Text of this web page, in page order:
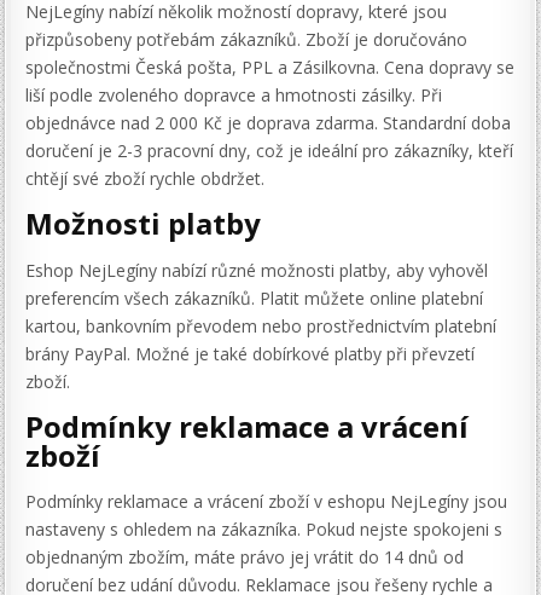
NejLegíny nabízí několik možností dopravy, které jsou
přizpůsobeny potřebám zákazníků. Zboží je doručováno
společnostmi Česká pošta, PPL a Zásilkovna. Cena dopravy se
liší podle zvoleného dopravce a hmotnosti zásilky. Při
objednávce nad 2 000 Kč je doprava zdarma. Standardní doba
doručení je 2-3 pracovní dny, což je ideální pro zákazníky, kteří
chtějí své zboží rychle obdržet.
Možnosti platby
Eshop NejLegíny nabízí různé možnosti platby, aby vyhověl
preferencím všech zákazníků. Platit můžete online platební
kartou, bankovním převodem nebo prostřednictvím platební
brány PayPal. Možné je také dobírkové platby při převzetí
zboží.
Podmínky reklamace a vrácení
zboží
Podmínky reklamace a vrácení zboží v eshopu NejLegíny jsou
nastaveny s ohledem na zákazníka. Pokud nejste spokojeni s
objednaným zbožím, máte právo jej vrátit do 14 dnů od
doručení bez udání důvodu. Reklamace jsou řešeny rychle a